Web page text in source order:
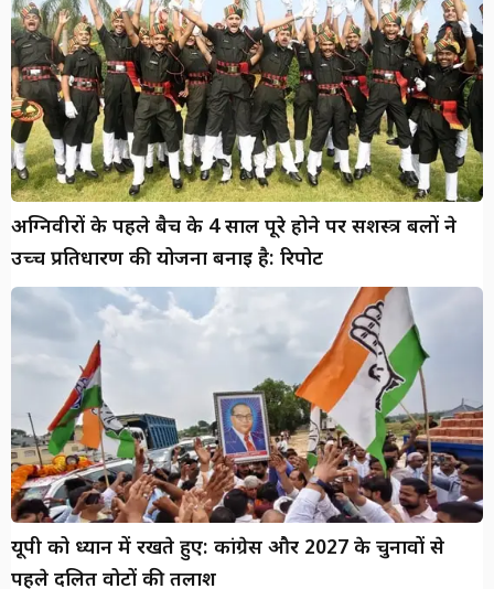
अग्निवीरों के पहले बैच के 4 साल पूरे होने पर सशस्त्र बलों ने
उच्च प्रतिधारण की योजना बनाई है: रिपोर्ट
यूपी को ध्यान में रखते हुए: कांग्रेस और 2027 के चुनावों से
पहले दलित वोटों की तलाश